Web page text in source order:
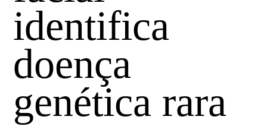
identifica
doença
genética rara